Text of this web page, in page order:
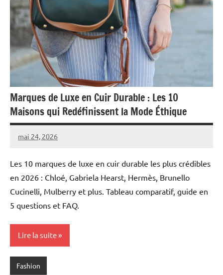
Marques de Luxe en Cuir Durable : Les 10
Maisons qui Redéfinissent la Mode Éthique
mai 24, 2026
Raoul
Les 10 marques de luxe en cuir durable les plus crédibles
en 2026 : Chloé, Gabriela Hearst, Hermès, Brunello
Cucinelli, Mulberry et plus. Tableau comparatif, guide en
5 questions et FAQ.
Lire la suite
Fashion